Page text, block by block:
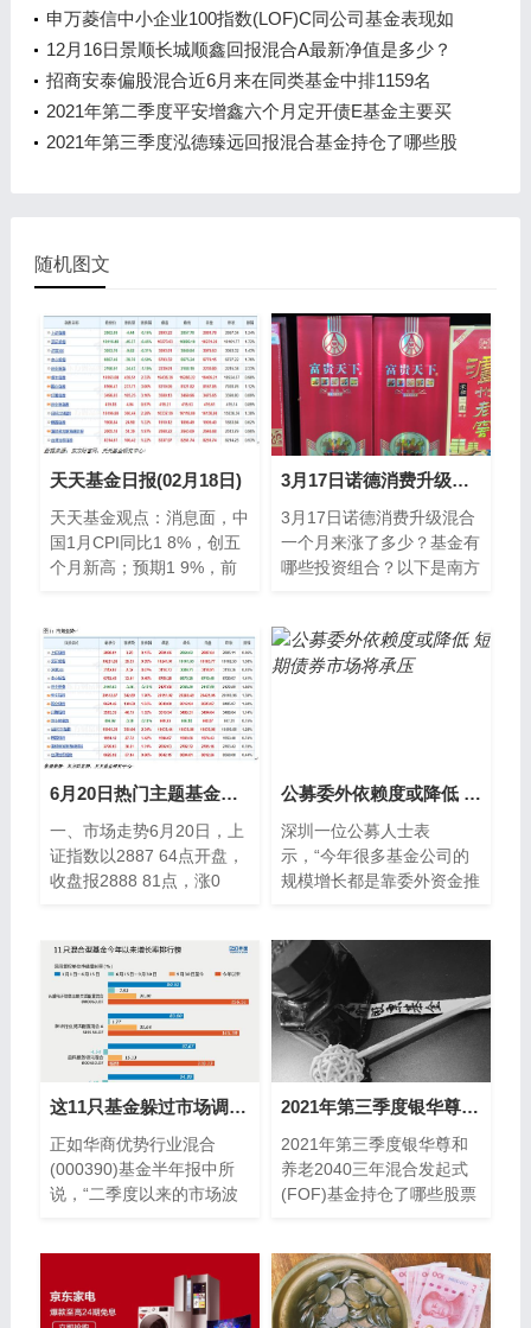
基金现任经理是谁？
申万菱信中小企业100指数(LOF)C同公司基金表现如
何？2021年第二季度有什么重大卖出？
12月16日景顺长城顺鑫回报混合A最新净值是多少？
近6月来表现如何？
招商安泰偏股混合近6月来在同类基金中排1159名
（12月17日）
2021年第二季度平安增鑫六个月定开债E基金主要买
入哪些股票？该基金经理业绩如何？
2021年第三季度泓德臻远回报混合基金持仓了哪些股
随机图文
天天基金日报(02月18日)
天天基金观点：消息面，中
国1月CPI同比1 8%，创五
个月新高；预期1 9%，前
3月17日诺德消费升级混合一个月来涨了多少？基金有哪些投资组合？
3月17日诺德消费升级混合
一个月来涨了多少？基金有
哪些投资组合？以下是南方
表现详情，供大家
6月20日热门主题基金及龙头股分析
一、市场走势6月20日，上
证指数以2887 64点开盘，
收盘报2888 81点，涨0
公募委外依赖度或降低 短期债券市场将承压
深圳一位公募人士表
示，“今年很多基金公司的
规模增长都是靠委外资金推
么未来基金公司首...
这11只基金躲过市场调整 更获超50%的年回报
正如华商优势行业混合
(000390)基金半年报中所
说，“二季度以来的市场波
2021年第三季度银华尊和养老2040三年混合发起式(FOF)基金持仓了哪些股票和债券？2021年第三季度基金资产怎
2021年第三季度银华尊和
养老2040三年混合发起式
(FOF)基金持仓了哪些股票
富网为您整